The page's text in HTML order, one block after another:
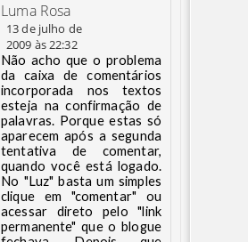
Luma Rosa
13 de julho de
2009 às 22:32
Não acho que o problema
da caixa de comentários
incorporada nos textos
esteja na confirmação de
palavras. Porque estas só
aparecem após a segunda
tentativa de comentar,
quando você está logado.
No "Luz" basta um simples
clique em "comentar" ou
acessar direto pelo "link
permanente" que o blogue